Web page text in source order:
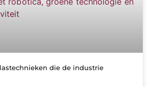
die de industrie